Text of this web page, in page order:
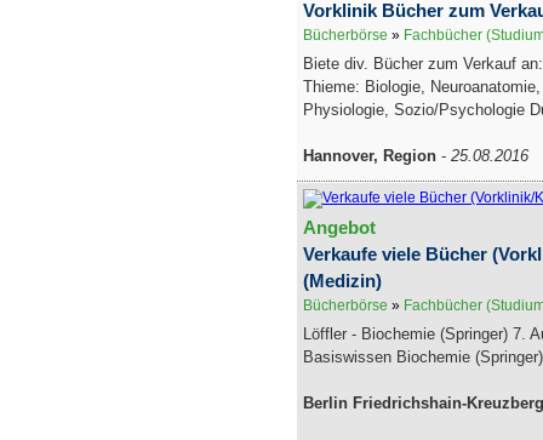
Vorklinik Bücher zum
Bücherbörse » Fachbücher
Biete div. Bücher zum Verkauf
Thieme: Biologie,
Physiologie, Sozio/Psychologie
Hannover, Region - 25.08.2016
Angebot
Verkaufe viele Bücher
(Medizin)
Bücherbörse » Fachbücher
Löffler - Biochemie (Springer) 7.
Basiswissen Biochemie
Berlin Friedrichshain-Kreuzberg